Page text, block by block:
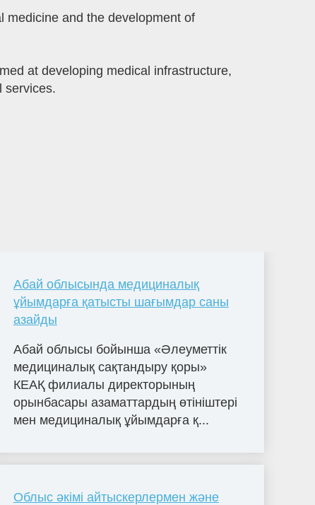
medicine and the development of
at developing medical infrastructure,
services.
Абай облысында медициналық
ұйымдарға қатысты шағымдар саны
азайды
Абай облысы бойынша «Әлеуметтік
медициналық сақтандыру қоры»
КЕАҚ филиалы директорының
орынбасары азаматтардың өтініштері
мен медициналық ұйымдарға қ...
Облыс әкімі айтыскерлермен және